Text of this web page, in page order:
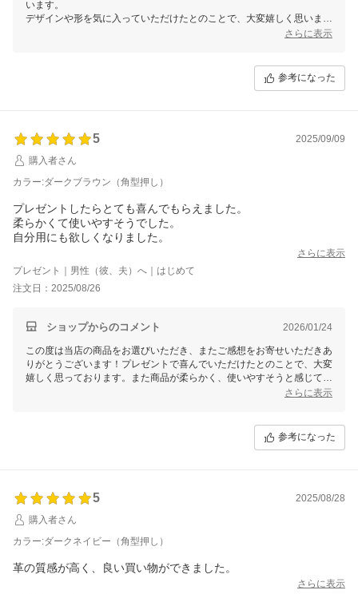
います。
デザインや形を気に入っていただけたとのことで、大変嬉しく思いま
さらに表示
参考になった
5
2025/09/09
購入者さん
カラー:ダークブラウン（角型押し）
プレゼントしたらとても喜んでもらえました。
柔らかくて使いやすそうでした。
自分用にも欲しくなりました。
さらに表示
プレゼント｜男性（彼、夫）へ｜はじめて
注文日：2025/08/26
ショップからのコメント 2026/01/24
この度は当店の商品をお選びいただき、またご感想をお寄せいただきあ
りがとうございます！プレゼントで喜んでいただけたとのことで、大変
嬉しく思っております。また商品が柔らかく、使いやすそうと感じてい
ただけたこと、何よりご自身でも欲しくなると思っていただけることが
さらに表示
参考になった
5
2025/08/28
購入者さん
カラー:ダークネイビー（角型押し）
革の質感が高く、良い買い物ができました。
さらに表示